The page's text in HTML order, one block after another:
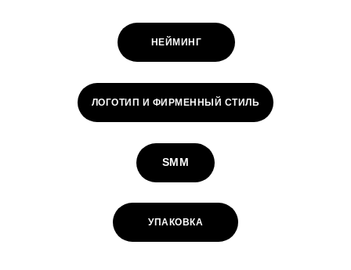
ЛОГОТИП И ФИРМЕННЫЙ СТИЛЬ
SMM
УПАКОВКА
НЕЙМИНГ